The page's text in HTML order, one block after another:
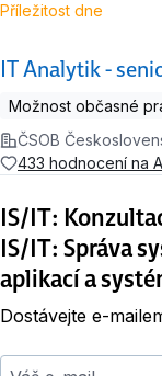
IT Analytik -
Příležitost dne
Možnost občasné
ČSOB
433 hodnocení na
IS/IT:
IS/IT: Správa
aplikací a
Dostávejte e-
Váš e-mail